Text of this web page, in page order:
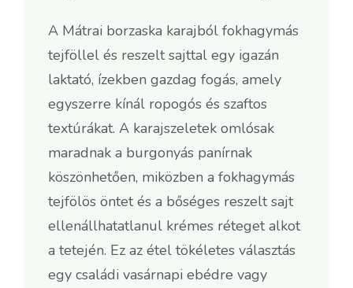
A Mátrai borzaska karajból fokhagymás
tejföllel és reszelt sajttal egy igazán
laktató, ízekben gazdag fogás, amely
egyszerre kínál ropogós és szaftos
textúrákat. A karajszeletek omlósak
maradnak a burgonyás panírnak
köszönhetően, miközben a fokhagymás
tejfölös öntet és a bőséges reszelt sajt
ellenállhatatlanul krémes réteget alkot
a tetején. Ez az étel tökéletes választás
egy családi vasárnapi ebédre vagy